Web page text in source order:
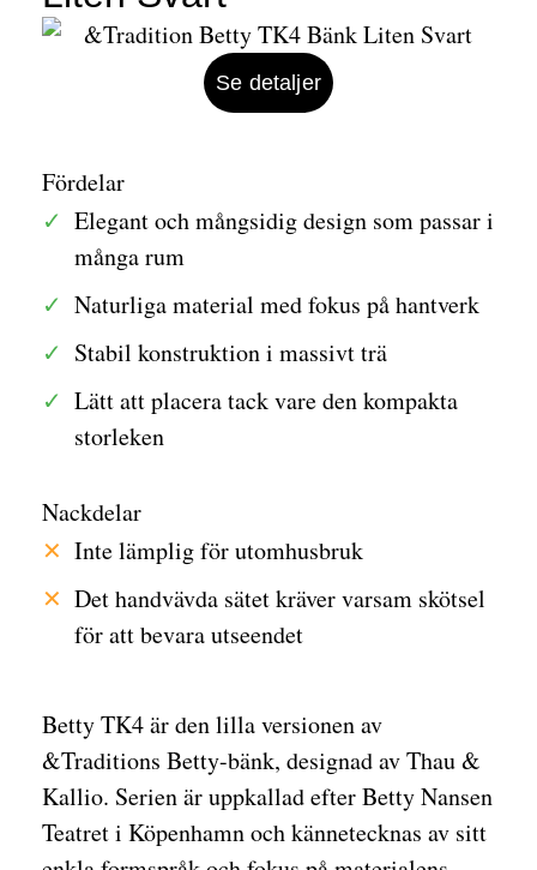
Betty TK4 är den lilla versionen av
&Traditions Betty-bänk, designad av Thau &
Kallio. Serien är uppkallad efter Betty Nansen
Teatret i Köpenhamn och kännetecknas av sitt
Fördelar
Elegant och mångsidig design som passar i
många rum
Naturliga material med fokus på hantverk
Stabil konstruktion i massivt trä
Lätt att placera tack vare den kompakta
storleken
Nackdelar
Inte lämplig för utomhusbruk
Det handvävda sätet kräver varsam skötsel
för att bevara utseendet
Se detaljer